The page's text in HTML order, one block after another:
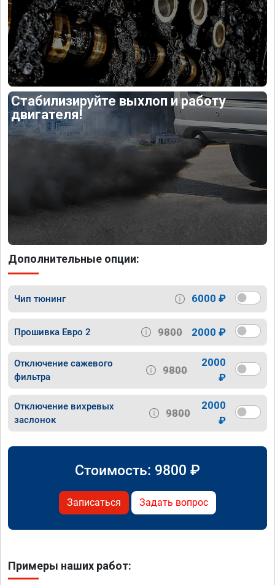
Стабилизируйте выхлоп и работу
двигателя!
Дополнительные опции:
Чип тюнинг 6000 ₽
Прошивка Евро 2 9800 2000 ₽
Отключение сажевого
фильтра
9800
2000
₽
Отключение вихревых
заслонок
9800
2000
₽
Стоимость: 9800 ₽
Записаться Задать вопрос
Примеры наших работ: